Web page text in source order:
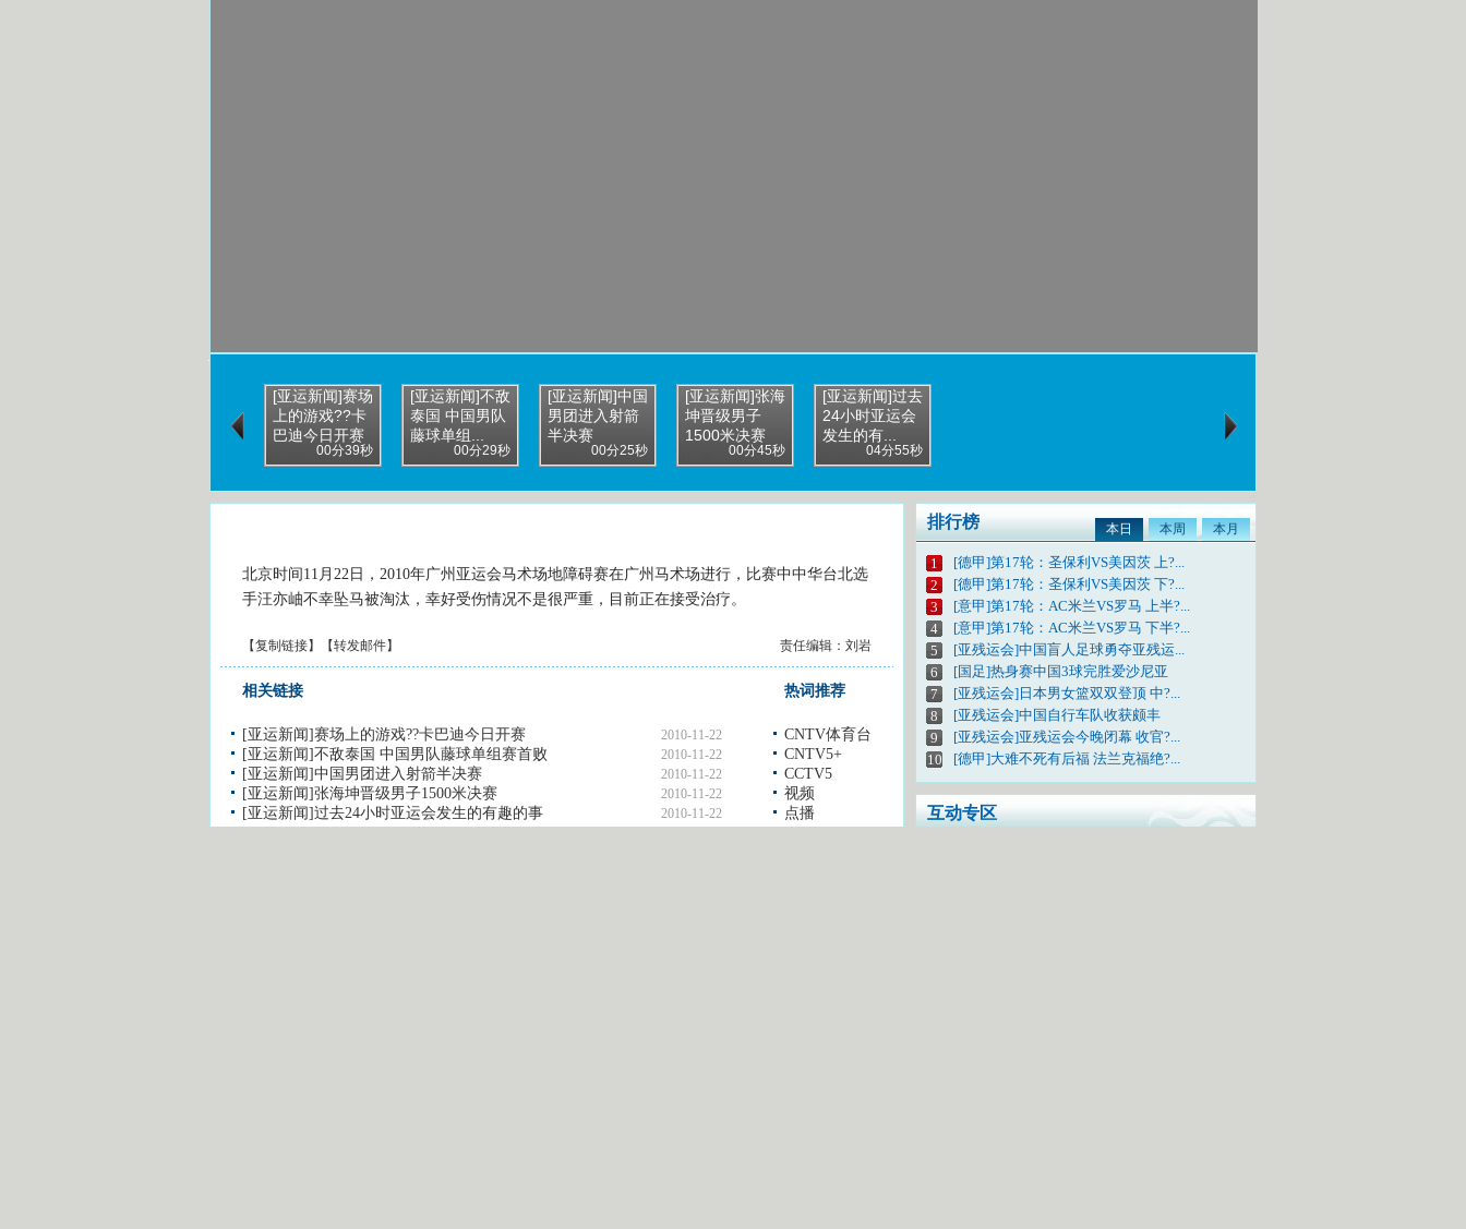
[亚运新闻]赛场
上的游戏??卡
巴迪今日开赛
00分39秒
[亚运新闻]不敌
泰国 中国男队
藤球单组...
00分29秒
[亚运新闻]中国
男团进入射箭
半决赛
00分25秒
[亚运新闻]张海
坤晋级男子
1500米决赛
00分45秒
[亚运新闻]过去
24小时亚运会
发生的有...
04分55秒
北京时间11月22日，2010年广州亚运会马术场地障碍赛在广州马术场进行，比赛中中华台北选
手汪亦岫不幸坠马被淘汰，幸好受伤情况不是很严重，目前正在接受治疗。
责任编辑：刘岩
【复制链接】【转发邮件】
相关链接
[亚运新闻]赛场上的游戏??卡巴迪今日开赛 2010-11-22
[亚运新闻]不敌泰国 中国男队藤球单组赛首败 2010-11-22
[亚运新闻]中国男团进入射箭半决赛 2010-11-22
[亚运新闻]张海坤晋级男子1500米决赛 2010-11-22
[亚运新闻]过去24小时亚运会发生的有趣的事 2010-11-22
热词推荐
CNTV体育台
CNTV5+
CCTV5
视频
点播
排行榜 本日 本周 本月
1
[德甲]第17轮：圣保利VS美因茨 上?...
2
[德甲]第17轮：圣保利VS美因茨 下?...
3
[意甲]第17轮：AC米兰VS罗马 上半?...
4
[意甲]第17轮：AC米兰VS罗马 下半?...
5
[亚残运会]中国盲人足球勇夺亚残运...
6
[国足]热身赛中国3球完胜爱沙尼亚
7
[亚残运会]日本男女篮双双登顶 中?...
8
[亚残运会]中国自行车队收获颇丰
9
[亚残运会]亚残运会今晚闭幕 收官?...
10
[德甲]大难不死有后福 法兰克福绝?...
互动专区